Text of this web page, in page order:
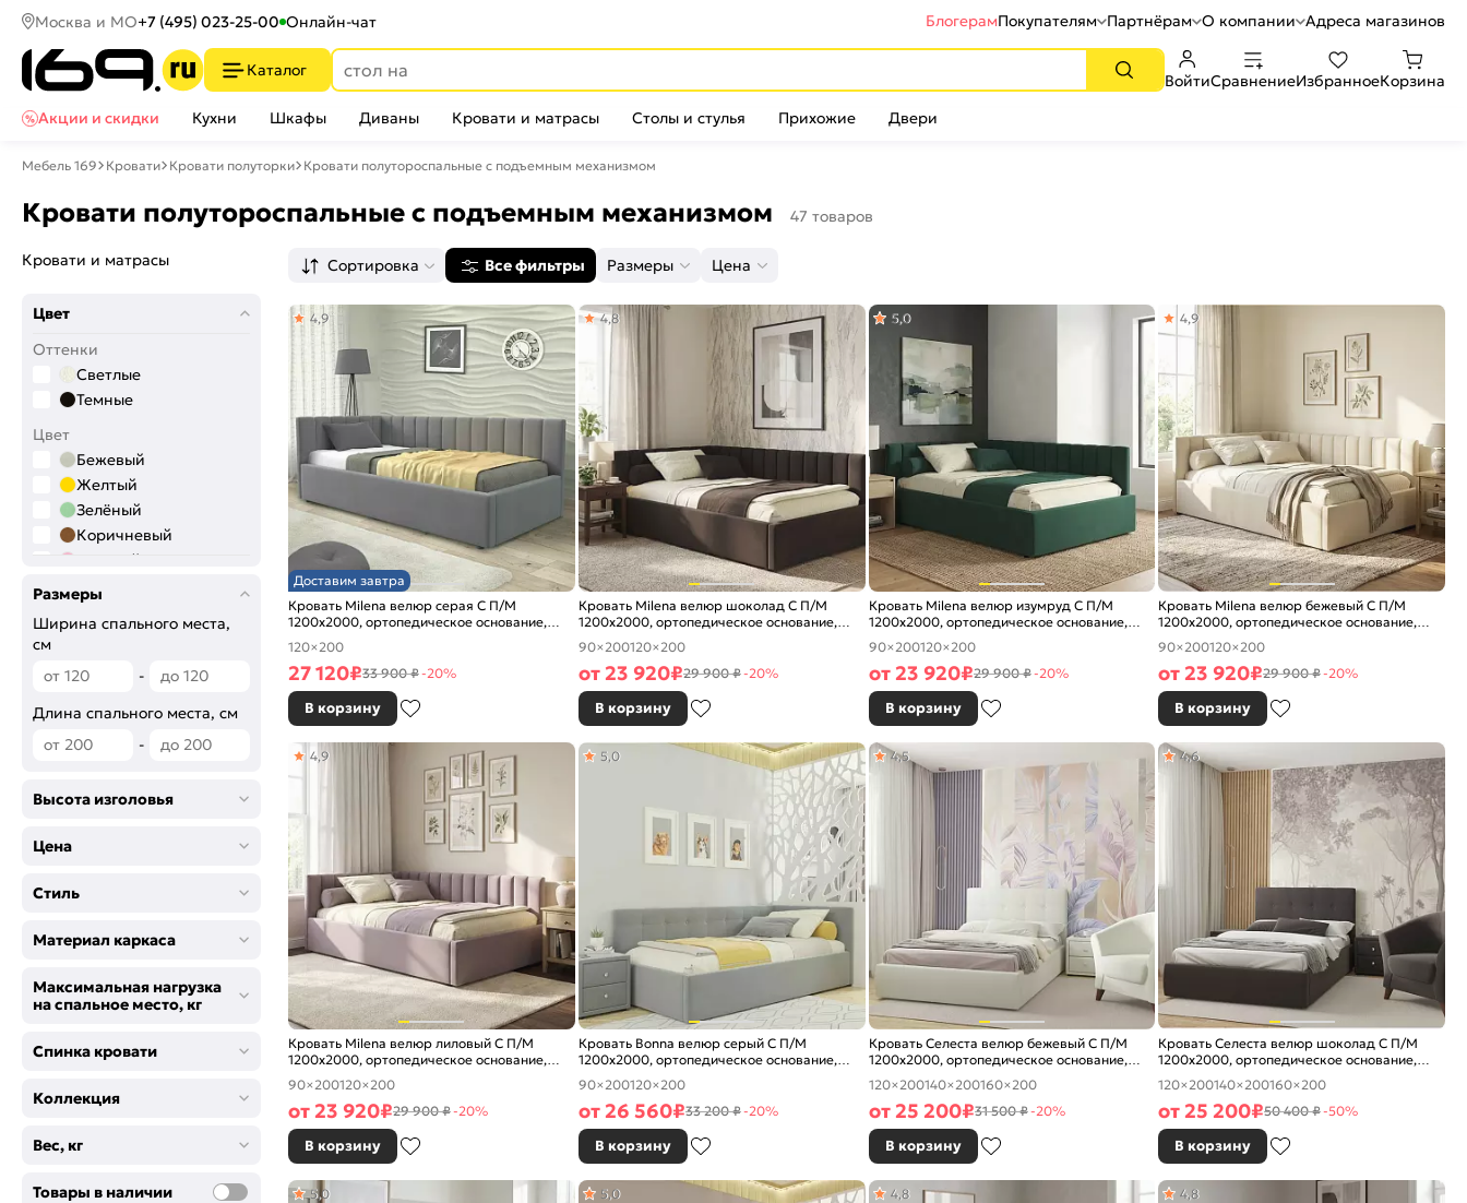
Москва и МО+7 (495) 023-25-00 Онлайн-чат БлогерамПокупателям Партнёрам О компании Адреса магазинов
Каталог
ВойтиСравнениеИзбранноеКорзина
Акции и скидки
Кухни Шкафы Диваны Кровати и матрасы Столы и стулья Прихожие Двери
Мебель 169 Кровати Кровати полуторки Кровати полутороспальные с подъемным механизмом
Кровати полутороспальные с подъемным механизмом 47 товаров
Кровати и матрасы
Цвет
Оттенки
Светлые
Темные
Цвет
Бежевый
Желтый
Зелёный
Коричневый
Розовый
Черный
Размеры
Ширина спального места,
см
-
Длина спального места, см
-
Высота изголовья
Цена
Стиль
Материал каркаса
Максимальная нагрузка
на спальное место, кг
Спинка кровати
Коллекция
Вес, кг
Товары в наличии
Сортировка Все фильтры Размеры Цена
Доставим завтра
Кровать Milena велюр серая С П/М
1200x2000, ортопедическое основание,
4,9
120×200
27 120₽33 900 ₽-20%
В корзину
Кровать Milena велюр шоколад С П/М
1200x2000, ортопедическое основание,
4,8
90×200120×200
от 23 920₽29 900 ₽-20%
В корзину
Кровать Milena велюр изумруд С П/М
1200x2000, ортопедическое основание,
5,0
90×200120×200
от 23 920₽29 900 ₽-20%
В корзину
Кровать Milena велюр бежевый С П/М
1200x2000, ортопедическое основание,
4,9
90×200120×200
от 23 920₽29 900 ₽-20%
В корзину
Кровать Milena велюр лиловый С П/М
1200x2000, ортопедическое основание,
4,9
90×200120×200
от 23 920₽29 900 ₽-20%
В корзину
Кровать Bonna велюр серый С П/М
1200x2000, ортопедическое основание,
5,0
90×200120×200
от 26 560₽33 200 ₽-20%
В корзину
Кровать Селеста велюр бежевый С П/М
1200x2000, ортопедическое основание,
4,5
120×200140×200160×200
от 25 200₽31 500 ₽-20%
В корзину
Кровать Селеста велюр шоколад С П/М
1200x2000, ортопедическое основание,
4,6
120×200140×200160×200
от 25 200₽50 400 ₽-50%
В корзину
5,0 5,0 4,8 4,8